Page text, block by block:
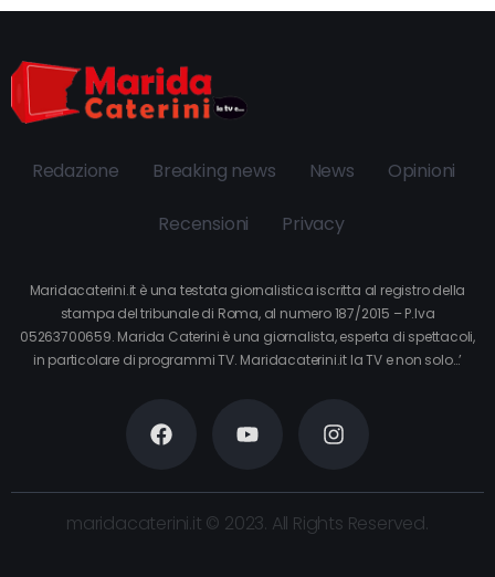
Redazione Breaking news News Opinioni
Recensioni Privacy
Maridacaterini.it è una testata giornalistica iscritta al registro della
stampa del tribunale di Roma, al numero 187/2015 – P.Iva
05263700659. Marida Caterini è una giornalista, esperta di spettacoli,
in particolare di programmi TV. Maridacaterini.it la TV e non solo…’
maridacaterini.it © 2023. All Rights Reserved.